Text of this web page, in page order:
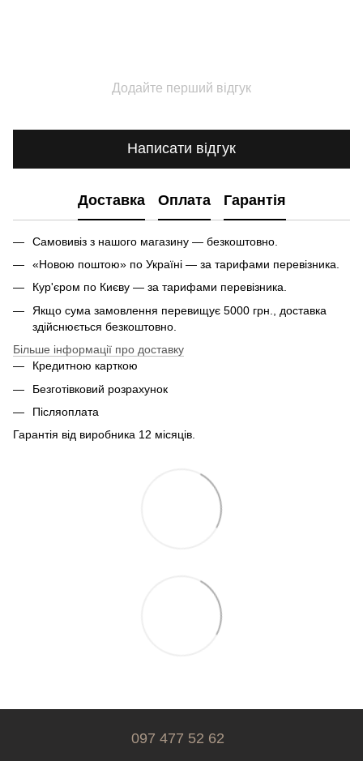
Додайте перший відгук
Написати відгук
Доставка Оплата Гарантія
Самовивіз з нашого магазину — безкоштовно.
«Новою поштою» по Україні — за тарифами перевізника.
Кур'єром по Києву — за тарифами перевізника.
Якщо сума замовлення перевищує 5000 грн., доставка
здійснюється безкоштовно.
Більше інформації про доставку
Кредитною карткою
Безготівковий розрахунок
Післяоплата
Гарантія від виробника 12 місяців.
097 477 52 62